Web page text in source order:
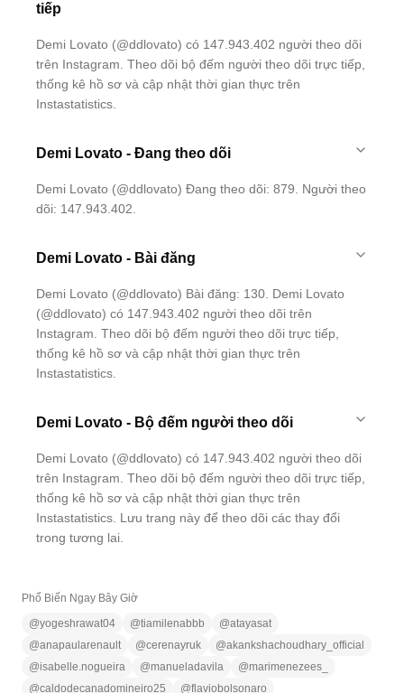
tiếp
Demi Lovato (@ddlovato) có 147.943.402 người theo dõi
trên Instagram. Theo dõi bộ đếm người theo dõi trực tiếp,
thống kê hồ sơ và cập nhật thời gian thực trên
Instastatistics.
Demi Lovato - Đang theo dõi
Demi Lovato (@ddlovato) Đang theo dõi: 879. Người theo
dõi: 147.943.402.
Demi Lovato - Bài đăng
Demi Lovato (@ddlovato) Bài đăng: 130. Demi Lovato
(@ddlovato) có 147.943.402 người theo dõi trên
Instagram. Theo dõi bộ đếm người theo dõi trực tiếp,
thống kê hồ sơ và cập nhật thời gian thực trên
Instastatistics.
Demi Lovato - Bộ đếm người theo dõi
Demi Lovato (@ddlovato) có 147.943.402 người theo dõi
trên Instagram. Theo dõi bộ đếm người theo dõi trực tiếp,
thống kê hồ sơ và cập nhật thời gian thực trên
Instastatistics. Lưu trang này để theo dõi các thay đổi
trong tương lai.
Phổ Biến Ngay Bây Giờ
@yogeshrawat04 @tiamilenabbb @atayasat
@anapaularenault @cerenayruk @akankshachoudhary_official
@isabelle.nogueira @manueladavila @marimenezees_
@caldodecanadomineiro25 @flaviobolsonaro